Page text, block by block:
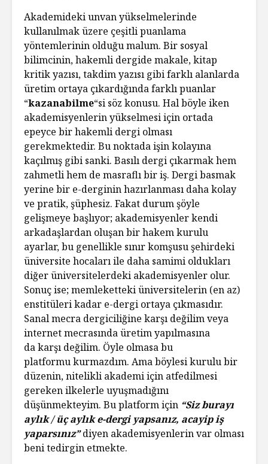
Akademideki unvan yükselmelerinde
kullanılmak üzere çeşitli puanlama
yöntemlerinin olduğu malum. Bir sosyal
bilimcinin, hakemli dergide makale, kitap
kritik yazısı, takdim yazısı gibi farklı alanlarda
üretim ortaya çıkardığında farklı puanlar
“kazanabilme“si söz konusu. Hal böyle iken
akademisyenlerin yükselmesi için ortada
epeyce bir hakemli dergi olması
gerekmektedir. Bu noktada işin kolayına
kaçılmış gibi sanki. Basılı dergi çıkarmak hem
zahmetli hem de masraflı bir iş. Dergi basmak
yerine bir e-derginin hazırlanması daha kolay
ve pratik, şüphesiz. Fakat durum şöyle
gelişmeye başlıyor; akademisyenler kendi
arkadaşlardan oluşan bir hakem kurulu
ayarlar, bu genellikle sınır komşusu şehirdeki
üniversite hocaları ile daha samimi oldukları
diğer üniversitelerdeki akademisyenler olur.
Sonuç ise; memleketteki üniversitelerin (en az)
enstitüleri kadar e-dergi ortaya çıkmasıdır.
Sanal mecra dergiciliğine karşı değilim veya
internet mecrasında üretim yapılmasına
da karşı değilim. Öyle olmasa bu
platformu kurmazdım. Ama böylesi kurulu bir
düzenin, nitelikli akademi için atfedilmesi
gereken ilkelerle uyuşmadığını
düşünmekteyim. Bu platform için “Siz burayı
aylık / üç aylık e-dergi yapsanız, acayip iş
yaparsınız”diyen akademisyenlerin var olması
beni tedirgin etmekte.